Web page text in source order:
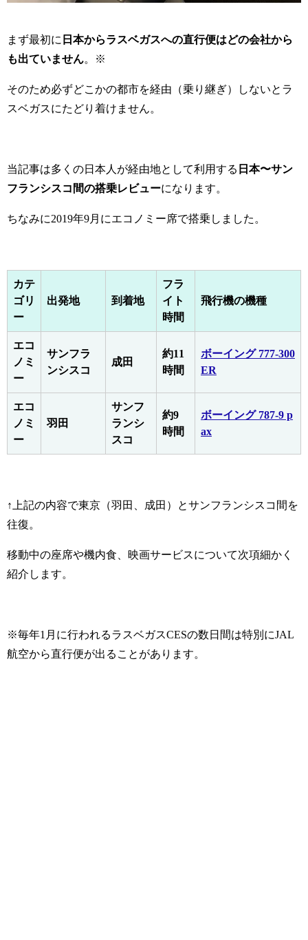
まず最初に 日本からラスベガスへの直行便はどの会社から
も出ていません。※
そのため必ずどこかの都市を経由（乗り継ぎ）しないとラ
スベガスにたどり着けません。
当記事は多くの日本人が経由地として利用する 日本〜サン
フランシスコ間の搭乗レビューになります。
ちなみに2019年9月にエコノミー席で搭乗しました。
カテ
ゴリ
ー
出発地 到着地
フラ
イト
時間
飛行機の機種
エコ
ノミ
ー
サンフラ
ンシスコ
成田
約11
時間
ボーイング 777-300
ER
エコ
ノミ
ー
羽田
サンフ
ランシ
スコ
約9
時間
ボーイング 787-9 p
ax
↑上記の内容で東京（羽田、成田）とサンフランシスコ間を
往復。
移動中の座席や機内食、映画サービスについて次項細かく
紹介します。
※毎年1月に行われるラスベガスCESの数日間は特別にJAL
航空から直行便が出ることがあります。